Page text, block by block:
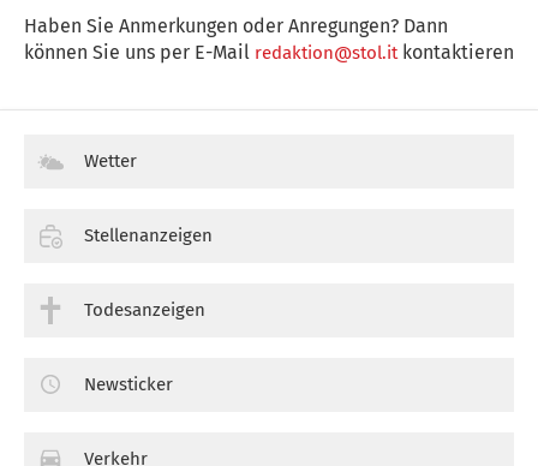
Haben Sie Anmerkungen oder Anregungen? Dann
können Sie uns per E-Mail redaktion@stol.itkontaktieren
Wetter
Stellenanzeigen
Todesanzeigen
Newsticker
Verkehr